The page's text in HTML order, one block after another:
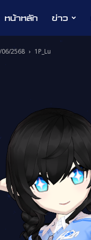
Elsword
หน้าหลัก ข่าว
06/2568 1P_Lu